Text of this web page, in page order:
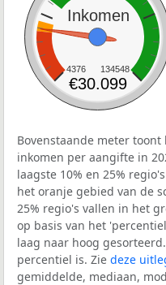
Inkomen
4376 134548
€30.099
Bovenstaande meter
inkomen per aangifte in
laagste 10% en 25%
het oranje gebied van de
25% regio's vallen in het
op basis van het
laag naar hoog
percentiel is. Zie deze
gemiddelde, mediaan,